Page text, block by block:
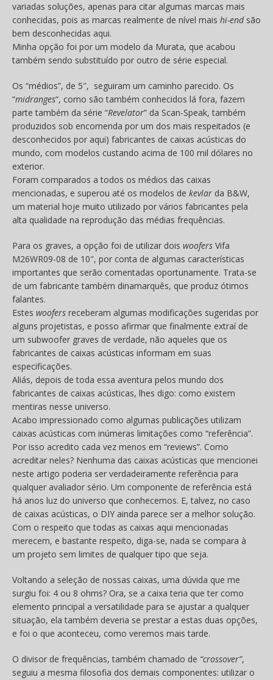
variadas soluções, apenas para citar algumas marcas mais
conhecidas, pois as marcas realmente de nível mais hi-endsão
bem desconhecidas aqui.
Minha opção foi por um modelo da Murata, que acabou
também sendo substituído por outro de série especial.
Os “médios”, de 5″, seguiram um caminho parecido. Os
“midranges“, como são também conhecidos lá fora, fazem
parte também da série “Revelator” da Scan-Speak, também
produzidos sob encomenda por um dos mais respeitados (e
desconhecidos por aqui) fabricantes de caixas acústicas do
mundo, com modelos custando acima de 100 mil dólares no
exterior.
Foram comparados a todos os médios das caixas
mencionadas, e superou até os modelos de kevlar da B&W,
um material hoje muito utilizado por vários fabricantes pela
alta qualidade na reprodução das médias frequências.
Para os graves, a opção foi de utilizar dois woofers Vifa
M26WR09-08 de 10″, por conta de algumas características
importantes que serão comentadas oportunamente. Trata-se
de um fabricante também dinamarquês, que produz ótimos
falantes.
Estes woofers receberam algumas modificações sugeridas por
alguns projetistas, e posso afirmar que finalmente extraí de
um subwoofer graves de verdade, não aqueles que os
fabricantes de caixas acústicas informam em suas
especificações.
Aliás, depois de toda essa aventura pelos mundo dos
fabricantes de caixas acústicas, lhes digo: como existem
mentiras nesse universo.
Acabo impressionado como algumas publicações utilizam
caixas acústicas com inúmeras limitações como “referência”.
Por isso acredito cada vez menos em “reviews”. Como
acreditar neles? Nenhuma das caixas acústicas que mencionei
neste artigo poderia ser verdadeiramente referência para
qualquer avaliador sério. Um componente de referência está
há anos luz do universo que conhecemos. E, talvez, no caso
de caixas acústicas, o DIY ainda parece ser a melhor solução.
Com o respeito que todas as caixas aqui mencionadas
merecem, e bastante respeito, diga-se, nada se compara à
um projeto sem limites de qualquer tipo que seja.
Voltando a seleção de nossas caixas, uma dúvida que me
surgiu foi: 4 ou 8 ohms? Ora, se a caixa teria que ter como
elemento principal a versatilidade para se ajustar a qualquer
situação, ela também deveria se prestar a estas duas opções,
e foi o que aconteceu, como veremos mais tarde.
O divisor de frequências, também chamado de “crossover”,
seguiu a mesma filosofia dos demais componentes: utilizar o